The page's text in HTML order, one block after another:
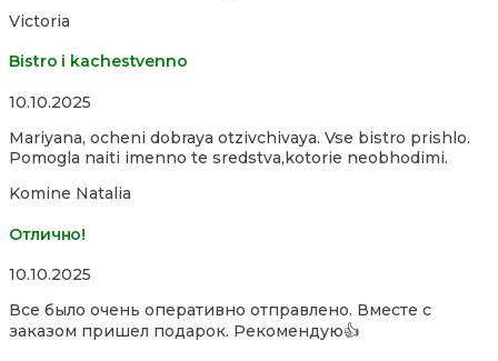
Victoria
Bistro i kachestvenno
Rated
out
of
10.10.2025
Mariyana, ocheni dobraya otzivchivaya. Vse bistro prishlo.
Pomogla naiti imenno te sredstva,kotorie neobhodimi.
Komine Natalia
Отлично!
Rated
out
of
10.10.2025
Все было очень оперативно отправлено. Вместе с
заказом пришел подарок. Рекомендую👍